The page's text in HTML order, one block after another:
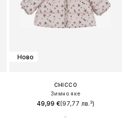
Ново
CHICCO
Зимно яке
49,99 €(97,77 лв.³)